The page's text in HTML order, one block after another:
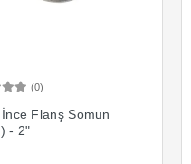
(0)
Flanş Somun
- 2"